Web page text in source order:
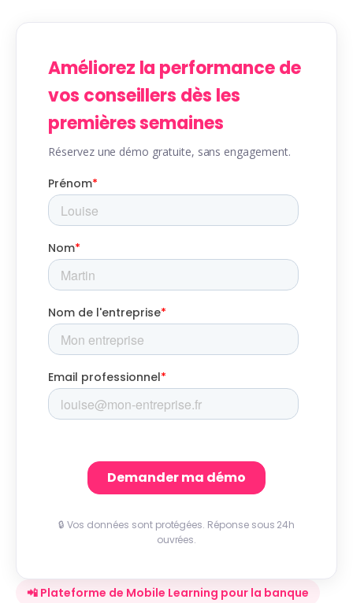
📲 Plateforme de Mobile Learning pour la banque
Améliorez la performance de
vos conseillers dès les
premières semaines
Réservez une démo gratuite, sans engagement.
🔒 Vos données sont protégées. Réponse sous 24h
ouvrées.